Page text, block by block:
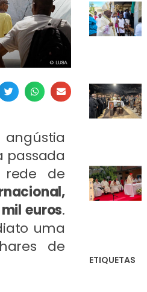
passada
de
euros.
uma
de
ETIQUETAS